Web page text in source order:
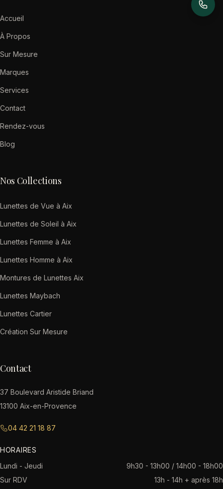
Accueil
À Propos
Sur Mesure
Marques
Services
Contact
Rendez-vous
Blog
Nos Collections
Lunettes de Vue à Aix
Lunettes de Soleil à Aix
Lunettes Femme à Aix
Lunettes Homme à Aix
Montures de Lunettes Aix
Lunettes Maybach
Lunettes Cartier
Création Sur Mesure
Contact
37 Boulevard Aristide Briand
13100 Aix-en-Provence
04 42 21 18 87
HORAIRES
Lundi - Jeudi
9h30 - 13h00 / 14h00 - 18h00
Sur RDV
13h - 14h + après 18h